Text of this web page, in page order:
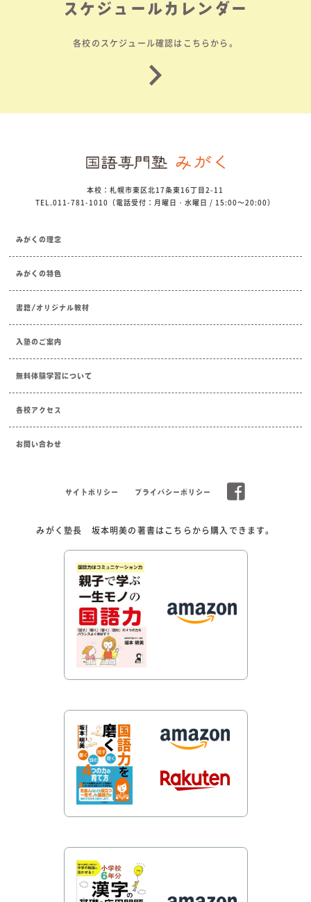
スケジュールカレンダー
各校のスケジュール確認はこちらから。
本校：札幌市東区北17条東16丁目2-11
TEL.011-781-1010（電話受付：月曜日・水曜日 / 15:00～20:00）
みがくの理念
みがくの特色
書籍/オリジナル教材
入塾のご案内
無料体験学習について
各校アクセス
お問い合わせ
サイトポリシー プライバシーポリシー
みがく塾長 坂本明美の著書はこちらから購入できます。